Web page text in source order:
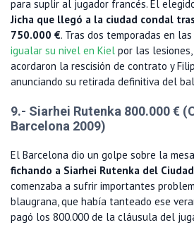
para suplir al jugador francés. El
Jicha que llegó a la ciudad condal
750.000 €. Tras dos temporadas en
igualar su nivel en Kiel por las
acordaron la rescisión de contrato y
anunciando su retirada definitiva del
9.- Siarhei Rutenka 800.000 €
Barcelona 2009)
El Barcelona dio un golpe sobre la
fichando a Siarhei Rutenka del
comenzaba a sufrir importantes
blaugrana, que había tanteado ese
pagó los 800.000 de la cláusula del